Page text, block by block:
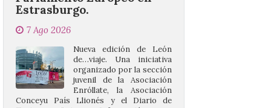
Nueva edición de León
de…viaje. Una iniciativa
Enróllate, la Asociación
Conceyu País Llionés y el Diario de
Turismo, Ocio e Información para
jóvenes “Enredando.info”. . La
decimoctava fotografía de León de…viaje
nos […]